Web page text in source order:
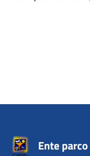
Ente